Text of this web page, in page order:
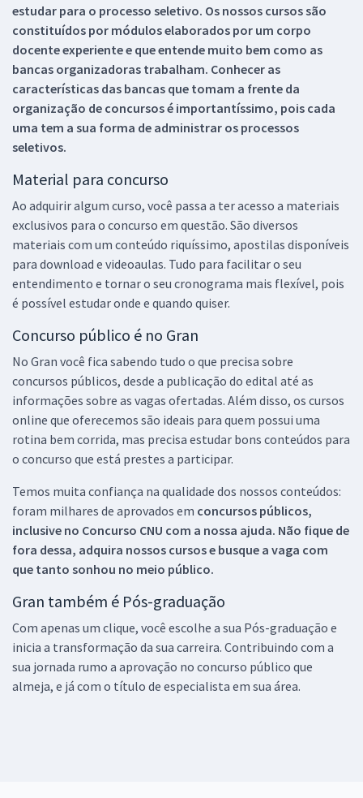
estudar para o processo seletivo. Os nossos cursos são
constituídos por módulos elaborados por um corpo
docente experiente e que entende muito bem como as
bancas organizadoras trabalham. Conhecer as
características das bancas que tomam a frente da
organização de concursos é importantíssimo, pois cada
uma tem a sua forma de administrar os processos
seletivos.
Material para concurso
Ao adquirir algum curso, você passa a ter acesso a materiais
exclusivos para o concurso em questão. São diversos
materiais com um conteúdo riquíssimo, apostilas disponíveis
para download e videoaulas. Tudo para facilitar o seu
entendimento e tornar o seu cronograma mais flexível, pois
é possível estudar onde e quando quiser.
Concurso público é no Gran
No Gran você fica sabendo tudo o que precisa sobre
concursos públicos, desde a publicação do edital até as
informações sobre as vagas ofertadas. Além disso, os cursos
online que oferecemos são ideais para quem possui uma
rotina bem corrida, mas precisa estudar bons conteúdos para
o concurso que está prestes a participar.
Temos muita confiança na qualidade dos nossos conteúdos:
foram milhares de aprovados em concursos públicos,
inclusive no Concurso CNU com a nossa ajuda. Não fique de
fora dessa, adquira nossos cursos e busque a vaga com
que tanto sonhou no meio público.
Gran também é Pós-graduação
Com apenas um clique, você escolhe a sua Pós-graduação e
inicia a transformação da sua carreira. Contribuindo com a
sua jornada rumo a aprovação no concurso público que
almeja, e já com o título de especialista em sua área.